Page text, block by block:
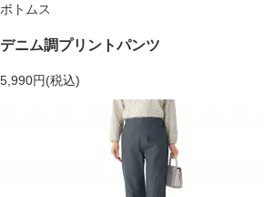
ボトムス
デニム調プリントパンツ
5,990円(税込)